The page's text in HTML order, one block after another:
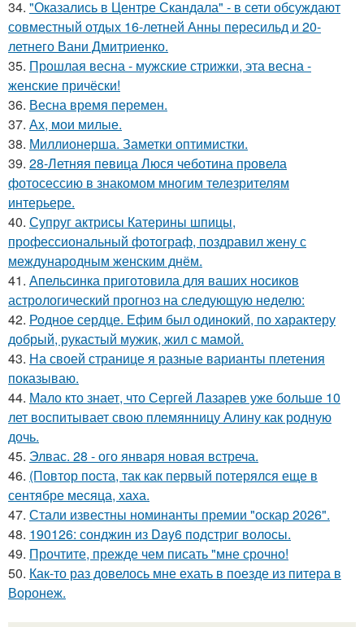
34. "Оказались в Центре Скандала" - в сети обсуждают
совместный отдых 16-летней Анны пересильд и 20-
летнего Вани Дмитриенко.
35. Прошлая весна - мужские стрижки, эта весна -
женские причёски!
36. Весна время перемен.
37. Ах, мои милые.
38. Миллионерша. Заметки оптимистки.
39. 28-Летняя певица Люся чеботина провела
фотосессию в знакомом многим телезрителям
интерьере.
40. Супруг актрисы Катерины шпицы,
профессиональный фотограф, поздравил жену с
международным женским днём.
41. Апельсинка приготовила для ваших носиков
астрологический прогноз на следующую неделю:
42. Родное сердце. Ефим был одинокий, по характеру
добрый, рукастый мужик, жил с мамой.
43. На своей странице я разные варианты плетения
показываю.
44. Мало кто знает, что Сергей Лазарев уже больше 10
лет воспитывает свою племянницу Алину как родную
дочь.
45. Элвас. 28 - ого января новая встреча.
46. (Повтор поста, так как первый потерялся еще в
сентябре месяца, хаха.
47. Стали известны номинанты премии "оскар 2026".
48. 190126: сонджин из Day6 подстриг волосы.
49. Прочтите, прежде чем писать "мне срочно!
50. Как-то раз довелось мне ехать в поезде из питера в
Воронеж.